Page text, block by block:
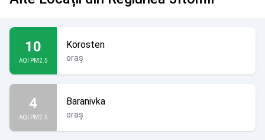
10
AQI PM2.5
Korosten
oraș
4
AQI PM2.5
Baranivka
oraș